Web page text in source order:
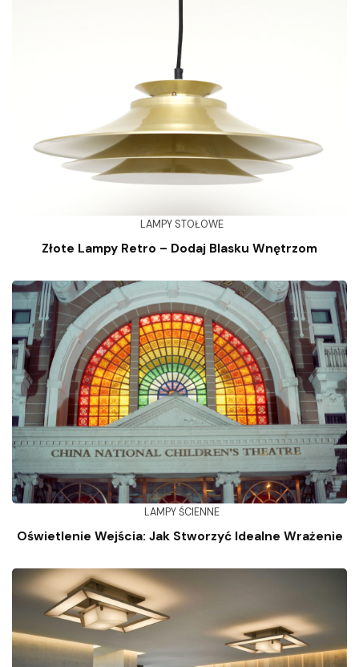
LAMPY STOŁOWE
Złote Lampy Retro – Dodaj Blasku Wnętrzom
LAMPY ŚCIENNE
Oświetlenie Wejścia: Jak Stworzyć Idealne Wrażenie